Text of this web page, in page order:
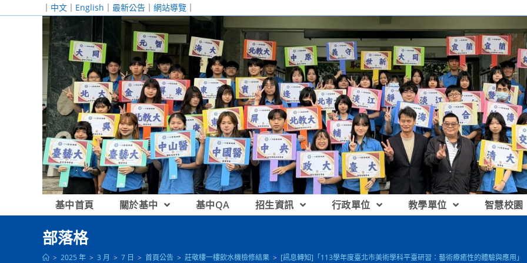
｜ 中文 ｜ English ｜ 最新公告 ｜ 網站導覽 ｜
基中首頁 關於基中 基中QA 招生資訊 行政單位 教學單位 智慧校園
部落格
> 2025 年 > 3 月 > 7 日 > 首頁公告 > 莊敬樓一樓飲水機檢修結果 > [訊息轉知]「113學年度臺北市美術學科平臺研習：藝術療癒性的體驗與應用」